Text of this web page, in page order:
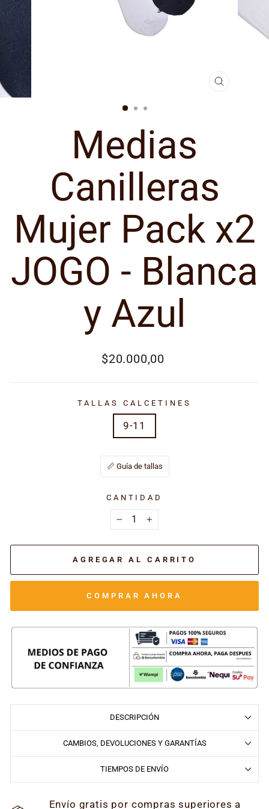
CERRAR
Medias
Canilleras
Mujer Pack x2
JOGO - Blanca
y Azul
Precio
$20.000,00
TALLAS CALCETINES
9-11
📏 Guía de tallas
CANTIDAD
− +
AGREGAR AL CARRITO
COMPRAR AHORA
DESCRIPCIÓN
CAMBIOS, DEVOLUCIONES Y GARANTÍAS
TIEMPOS DE ENVÍO
Envío gratis por compras superiores a